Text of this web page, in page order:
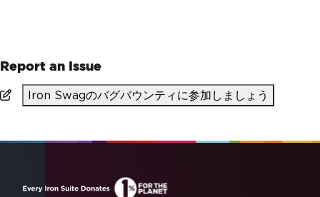
Report an Issue
Iron Swagのバグバウンティに参加しましょう